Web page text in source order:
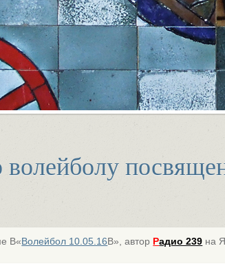
волейболу
В«Волейбол 10.05.16В», автор Радио 239 на